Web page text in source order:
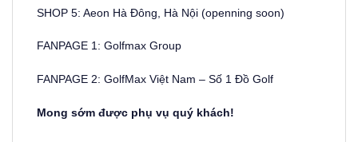
SHOP 5: Aeon Hà Đông, Hà Nội (openning soon)
FANPAGE 1: Golfmax Group
FANPAGE 2: GolfMax Việt Nam – Số 1 Đồ Golf
Mong sớm được phụ vụ quý khách!